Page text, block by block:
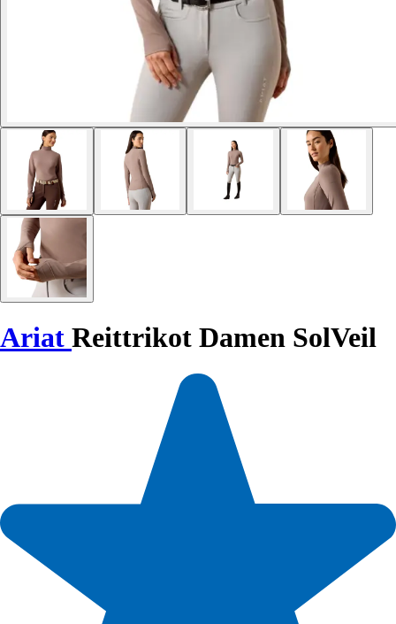
Ariat Reittrikot Damen SolVeil